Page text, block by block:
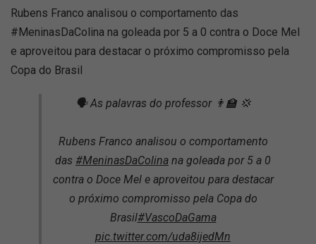
Rubens Franco analisou o comportamento das
#MeninasDaColina na goleada por 5 a 0 contra o Doce Mel
e aproveitou para destacar o próximo compromisso pela
Copa do Brasil
🗣️ As palavras do professor 👨‍🏫 💢
Rubens Franco analisou o comportamento
das #MeninasDaColina na goleada por 5 a 0
contra o Doce Mel e aproveitou para destacar
o próximo compromisso pela Copa do
Brasil#VascoDaGama
pic.twitter.com/uda8ijedMn